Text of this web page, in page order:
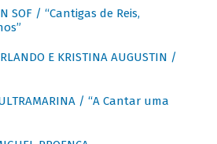
SOF / “Cantigas de Reis,
E KRISTINA AUGUSTIN /
/ “A Cantar uma